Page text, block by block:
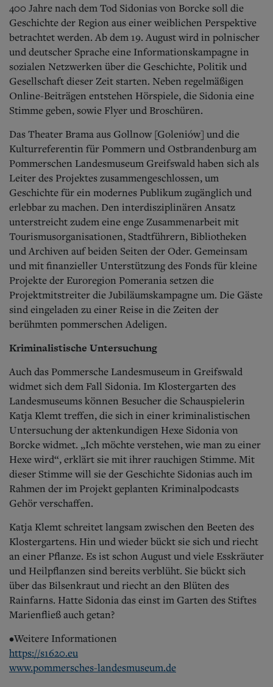
400 Jahre nach dem Tod Sidonias von Borcke soll die
Geschichte der Region aus einer weiblichen Perspektive
betrachtet werden. Ab dem 19. August wird in polnischer
und deutscher Sprache eine Informationskampagne in
sozialen Netzwerken über die Geschichte, Politik und
Gesellschaft dieser Zeit starten. Neben regelmäßigen
Online-Beiträgen entstehen Hörspiele, die Sidonia eine
Stimme geben, sowie Flyer und Broschüren.
Das Theater Brama aus Gollnow [Goleniów] und die
Kulturreferentin für Pommern und Ostbrandenburg am
Pommerschen Landesmuseum Greifswald haben sich als
Leiter des Projektes zusammengeschlossen, um
Geschichte für ein modernes Publikum zugänglich und
erlebbar zu machen. Den interdisziplinären Ansatz
unterstreicht zudem eine enge Zusammenarbeit mit
Tourismusorganisationen, Stadtführern, Bibliotheken
und Archiven auf beiden Seiten der Oder. Gemeinsam
und mit finanzieller Unterstützung des Fonds für kleine
Projekte der Euroregion Pomerania setzen die
Projektmitstreiter die Jubiläumskampagne um. Die Gäste
sind eingeladen zu einer Reise in die Zeiten der
berühmten pommerschen Adeligen.
Kriminalistische Untersuchung
Auch das Pommersche Landesmuseum in Greifswald
widmet sich dem Fall Sidonia. Im Klostergarten des
Landesmuseums können Besucher die Schauspielerin
Katja Klemt treffen, die sich in einer kriminalistischen
Untersuchung der aktenkundigen Hexe Sidonia von
Borcke widmet. „Ich möchte verstehen, wie man zu einer
Hexe wird“, erklärt sie mit ihrer rauchigen Stimme. Mit
dieser Stimme will sie der Geschichte Sidonias auch im
Rahmen der im Projekt geplanten Kriminalpodcasts
Gehör verschaffen.
Katja Klemt schreitet langsam zwischen den Beeten des
Klostergartens. Hin und wieder bückt sie sich und riecht
an einer Pflanze. Es ist schon August und viele Esskräuter
und Heilpflanzen sind bereits verblüht. Sie bückt sich
über das Bilsenkraut und riecht an den Blüten des
Rainfarns. Hatte Sidonia das einst im Garten des Stiftes
Marienfließ auch getan?
•Weitere Informationen
https://s1620.eu
www.pommersches-landesmuseum.de